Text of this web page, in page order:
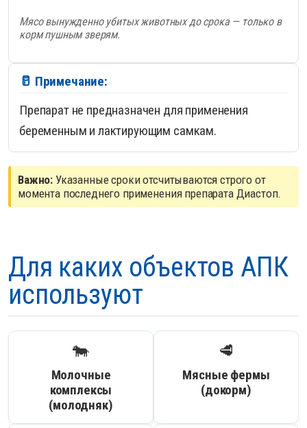
Мясо вынужденно убитых животных до срока — только в
корм пушным зверям.
🥛 Примечание:
Препарат не предназначен для применения
беременным и лактирующим самкам.
Важно: Указанные сроки отсчитываются строго от
момента последнего применения препарата Диастоп.
Для каких объектов АПК
используют
🐄
Молочные
комплексы
(молодняк)
🥩
Мясные фермы
(докорм)